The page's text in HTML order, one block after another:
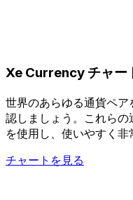
Xe Currency チャー
世界のあらゆる通貨ペ
認しましょう。これらの
を使用し、使いやすく非
チャートを見る